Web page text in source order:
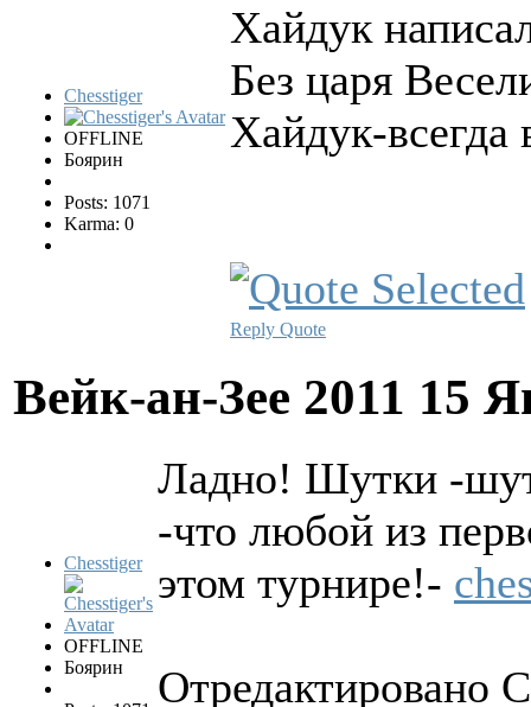
Chesstiger
OFFLINE
Боярин
Posts: 1071
Karma: 0
Хайдук
Без царя
Хайдук-всегда
Reply Quote
Вейк-ан-Зее 2011 15
Chesstiger
OFFLINE
Боярин
Ладно! Шутки -
-что любой из
этом турнире!-
Отредактировано